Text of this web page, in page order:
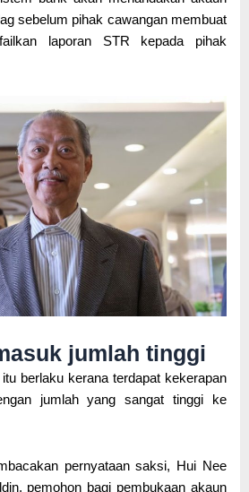
sebelum pihak cawangan membuat
laporan STR kepada pihak
jumlah tinggi
berlaku kerana terdapat kekerapan
jumlah yang sangat tinggi ke
pernyataan saksi, Hui Nee
pemohon bagi pembukaan akaun